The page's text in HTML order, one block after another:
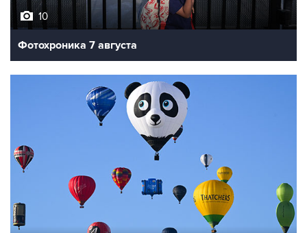
10
Фотохроника 7 августа